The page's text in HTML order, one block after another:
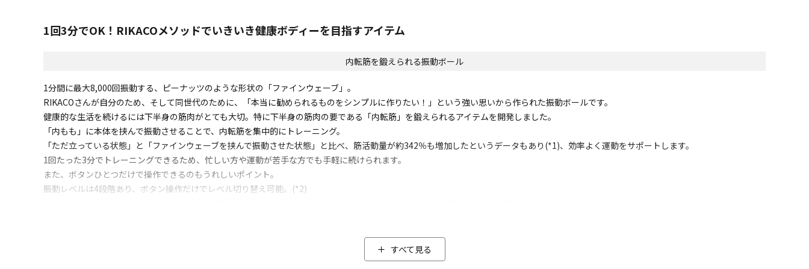
1回3分でOK！RIKACOメソッドでいきいき健康ボディーを目指すアイテム
内転筋を鍛えられる振動ボール
1分間に最大8,000回振動する、ピーナッツのような形状の「ファインウェーブ」。
RIKACOさんが自分のため、そして同世代のために、「本当に勧められるものをシンプルに作りたい！」という強い思いから作られた振動ボールです。
健康的な生活を続けるには下半身の筋肉がとても大切。特に下半身の筋肉の要である「内転筋」を鍛えられるアイテムを開発しました。
「内もも」に本体を挟んで振動させることで、内転筋を集中的にトレーニング。
「ただ立っている状態」と「ファインウェーブを挟んで振動させた状態」と比べ、筋活動量が約342％も増加したというデータもあり(*1)、効率よく運動をサポートします。
1回たった3分でトレーニングできるため、忙しい方や運動が苦手な方でも手軽に続けられます。
また、ボタンひとつだけで操作できるのもうれしいポイント。
振動レベルは4段階あり、ボタン操作だけでレベル切り替え可能。(*2)
肩・腰・脚などにも使用できる
「ファインウェーブ」は内転筋を鍛えるだけでなく、気になる肩・腰・ふくらはぎ・太もも裏・足裏・腕などさまざまな部位に使用可能。
すべて見る